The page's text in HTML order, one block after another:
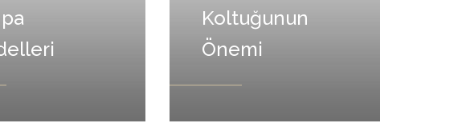
Koltuğunun
Önemi